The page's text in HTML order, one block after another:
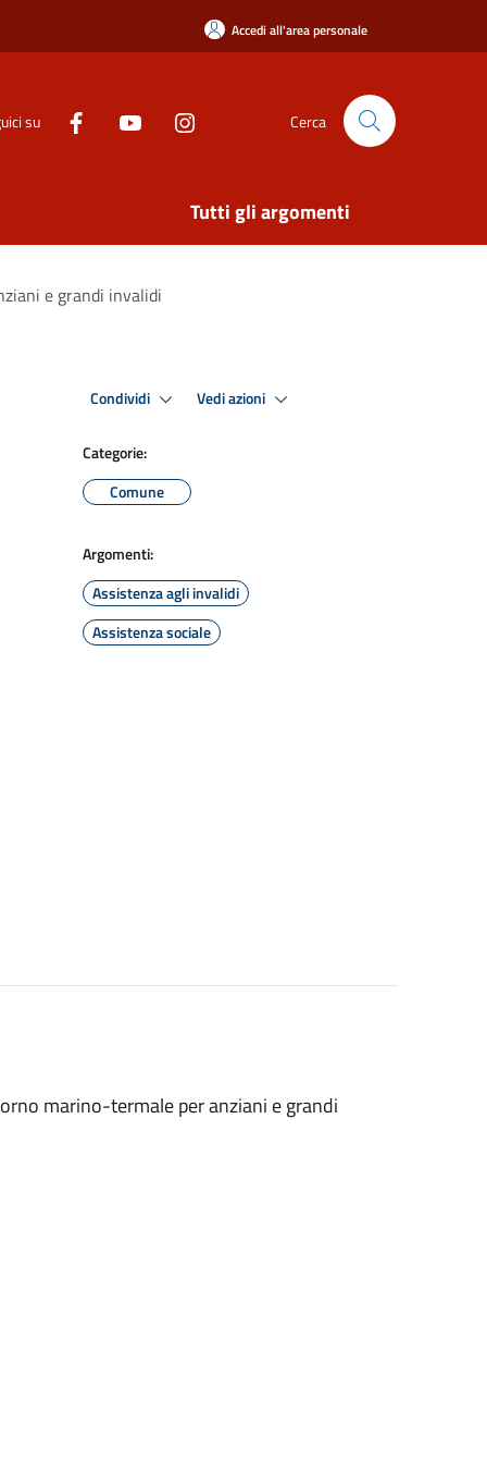
Accedi all'area personale
su Cerca
Tutti gli argomenti
e grandi invalidi
Condividi Vedi azioni
Categorie:
Comune
Argomenti:
Assistenza agli invalidi
Assistenza sociale
marino-termale per anziani e grandi